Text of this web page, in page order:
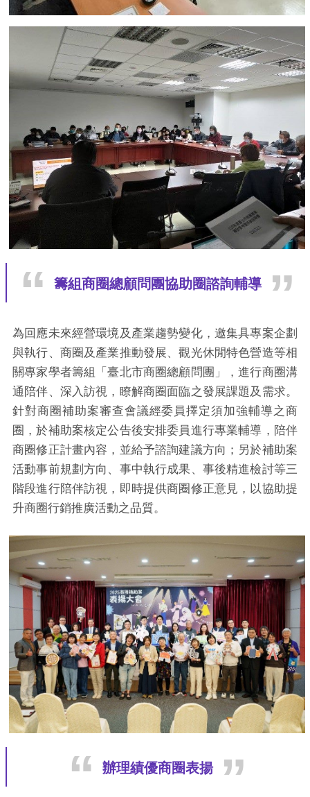
籌組商圈總顧問團協助圈諮詢輔導
為回應未來經營環境及產業趨勢變化，邀集具專案企劃
與執行、商圈及產業推動發展、觀光休閒特色營造等相
關專家學者籌組「臺北市商圈總顧問團」，進行商圈溝
通陪伴、深入訪視，瞭解商圈面臨之發展課題及需求。
針對商圈補助案審查會議經委員擇定須加強輔導之商
圈，於補助案核定公告後安排委員進行專業輔導，陪伴
商圈修正計畫內容，並給予諮詢建議方向；另於補助案
活動事前規劃方向、事中執行成果、事後精進檢討等三
階段進行陪伴訪視，即時提供商圈修正意見，以協助提
升商圈行銷推廣活動之品質。
辦理績優商圈表揚